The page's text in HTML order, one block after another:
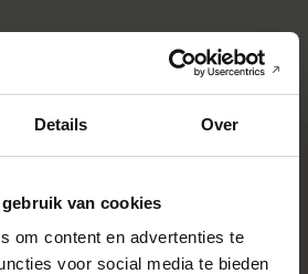
Details Over
van cookies
om content en advertenties te
voor social media te bieden